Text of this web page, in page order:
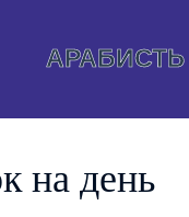
на день